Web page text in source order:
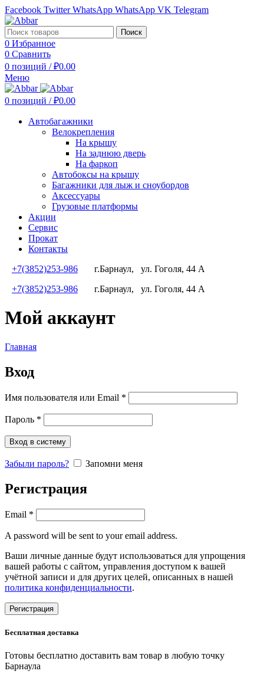
Facebook Twitter WhatsApp WhatsApp VK Telegram
Поиск
0 Избранное
0 Сравнить
0 позиций / ₽0.00
Меню
0 позиций / ₽0.00
Автобагажники
Велокрепления
На крышу
На заднюю дверь
На фаркоп
Автобоксы на крышу
Багажники для лыж и сноубордов
Аксессуары
Грузовые платформы
Акции
Сервис
Прокат
Контакты
+7(3852)253-986
г.Барнаул,
ул. Гоголя, 44 А
+7(3852)253-986
г.Барнаул, ул. Гоголя, 44 А
Мой аккаунт
Главная
Вход
Имя пользователя или Email *
Пароль *
Вход в систему
Забыли пароль? Запомни меня
Регистрация
Email *
A password will be sent to your email address.
Ваши личные данные будут использоваться для упрощения
вашей работы с сайтом, управления доступом к вашей
учётной записи и для других целей, описанных в нашей
политика конфиденциальности.
Регистрация
Бесплатная доставка
Готовы бесплатно доставить вам товар в любую точку
Барнаула